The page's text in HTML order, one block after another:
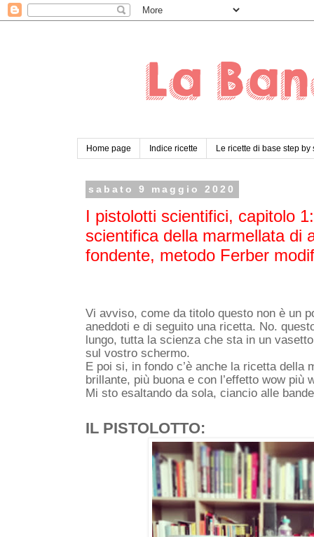
Home page Indice ricette Le ricette di base step by
sabato 9 maggio 2020
I pistolotti scientifici, capitolo
scientifica della marmellata di
fondente, metodo Ferber
Vi avviso, come da titolo questo non è un
aneddoti e di seguito una ricetta. No.
lungo, tutta la scienza che sta in un
sul vostro schermo.
E poi si, in fondo c’è anche la ricetta della
brillante, più buona e con l’effetto wow più
Mi sto esaltando da sola, ciancio alle
IL PISTOLOTTO: